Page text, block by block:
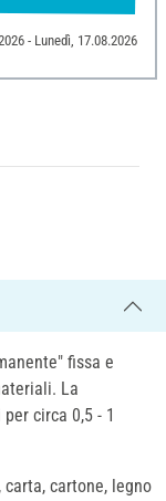
- Lunedì, 17.08.2026
fissa e
La
circa 0,5 - 1
cartone, legno